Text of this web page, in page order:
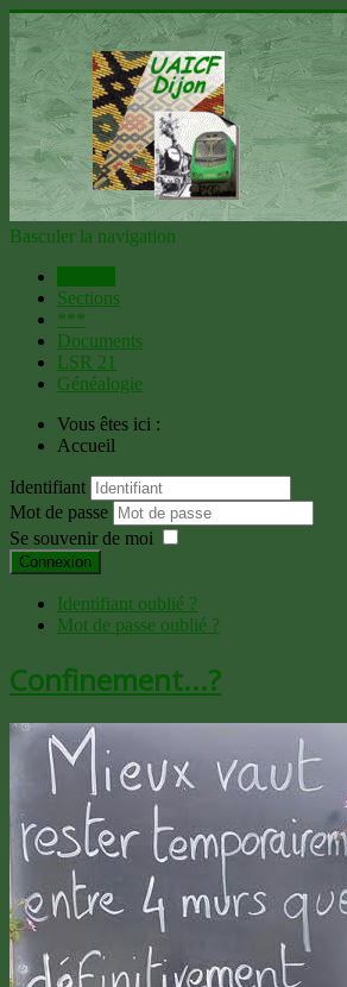
Basculer la navigation
Sections
***
Documents
LSR 21
Généalogie
Vous êtes ici :
Accueil
Identifiant
Mot de passe
Se souvenir de moi
Connexion
Identifiant oublié ?
Mot de passe oublié ?
Confinement...?